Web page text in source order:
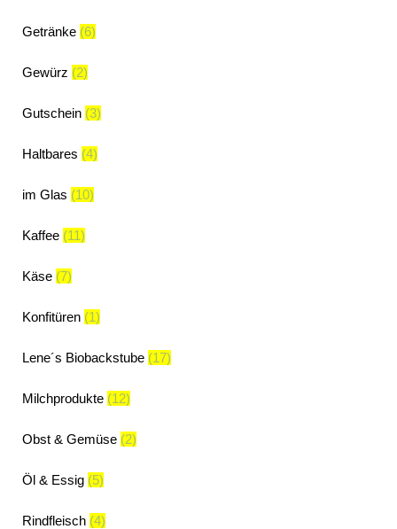
Getränke (6)
Gewürz (2)
Gutschein (3)
Haltbares (4)
im Glas (10)
Kaffee (11)
Käse (7)
Konfitüren (1)
Lene´s Biobackstube (17)
Milchprodukte (12)
Obst & Gemüse (2)
Öl & Essig (5)
Rindfleisch (4)